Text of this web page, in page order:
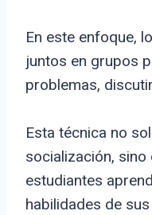
En este enfoque,
juntos en grupos
problemas,
Esta técnica no
socialización,
estudiantes
habilidades de